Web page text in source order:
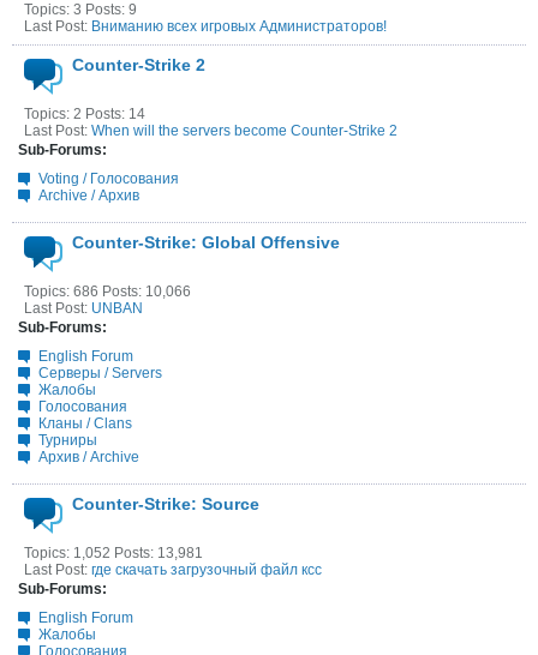
Topics: 3 Posts: 9
Last Post: Вниманию всех игровых Администраторов!
Counter-Strike 2
Topics: 2 Posts: 14
Last Post: When will the servers become Counter-Strike 2
Sub-Forums:
Voting / Голосования
Archive / Архив
Counter-Strike: Global Offensive
Topics: 686 Posts: 10,066
Last Post: UNBAN
Sub-Forums:
English Forum
Серверы / Servers
Жалобы
Голосования
Кланы / Clans
Турниры
Архив / Archive
Counter-Strike: Source
Topics: 1,052 Posts: 13,981
Last Post: где скачать загрузочный файл ксс
Sub-Forums:
English Forum
Жалобы
Голосования